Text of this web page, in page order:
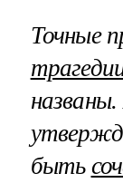
Точные
быть